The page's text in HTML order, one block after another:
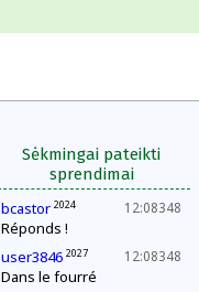
Sėkmingai pateikti
sprendimai
12:08348
bcastor 2024
Réponds !
12:08348
user3846 2027
Dans le fourré